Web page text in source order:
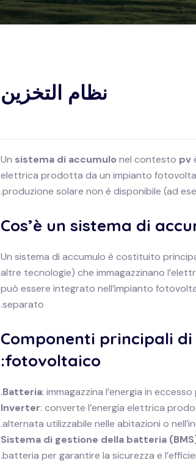
نظام التخزين
Un sistema di accumulo nel contesto pv
elettrica prodotta da un impianto
produzione solare non è disponibile (ad
Cos’è un sistema di
Un sistema di accumulo è costituito
altre tecnologie) che immagazzinano
può essere integrato nell’impianto
separato.
Componenti principali
fotovoltaico:
Batteria: immagazzina l’energia in
Inverter: converte l’energia elettrica
alternata utilizzabile nelle abitazioni o
Sistema di gestione della batteria
batteria per garantire la sicurezza e